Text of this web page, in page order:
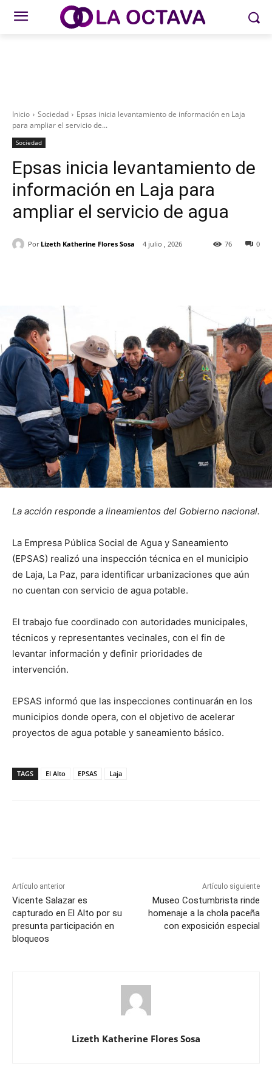
Inicio Sociedad
Epsas inicia levantamiento de información en Laja
para ampliar el servicio de...
Sociedad
Epsas inicia levantamiento de
información en Laja para
ampliar el servicio de agua
Por Lizeth Katherine Flores Sosa 4 julio , 2026 0
76
La acción responde a lineamientos del Gobierno nacional.
La Empresa Pública Social de Agua y Saneamiento
(EPSAS) realizó una inspección técnica en el municipio
de Laja, La Paz, para identificar urbanizaciones que aún
no cuentan con servicio de agua potable.
El trabajo fue coordinado con autoridades municipales,
técnicos y representantes vecinales, con el fin de
levantar información y definir prioridades de
intervención.
EPSAS informó que las inspecciones continuarán en los
municipios donde opera, con el objetivo de acelerar
proyectos de agua potable y saneamiento básico.
TAGS El Alto EPSAS Laja
Artículo anterior
Vicente Salazar es
capturado en El Alto por su
presunta participación en
bloqueos
Artículo siguiente
Museo Costumbrista rinde
homenaje a la chola paceña
con exposición especial
Lizeth Katherine Flores Sosa